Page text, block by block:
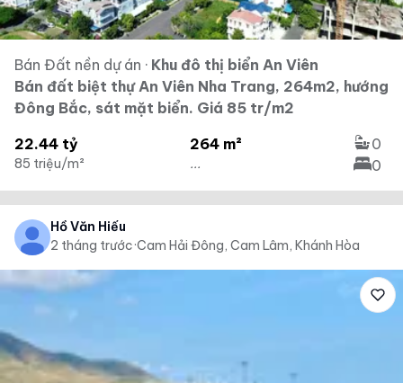
Bán Đất nền dự án · Khu đô thị biển An Viên
Bán đất biệt thự An Viên Nha Trang, 264m2, hướng
Đông Bắc, sát mặt biển. Giá 85 tr/m2
22.44 tỷ
85 triệu/m²
264 m²
...
0
0
Hồ Văn Hiếu
2 tháng trước·Cam Hải Đông, Cam Lâm, Khánh Hòa